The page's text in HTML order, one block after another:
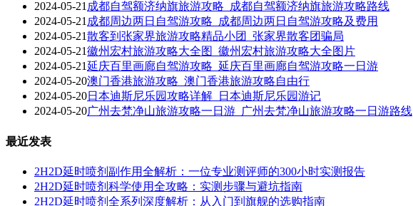
2024-05-21 成都自驾额济纳旗旅游攻略_成都自驾额济纳旗旅游攻略路线
2024-05-21 成都周边两日自驾游攻略_成都周边两日自驾游攻略及费用
2024-05-21散客到张家界旅游攻略精品小团_张家界散客团骗局
2024-05-21徽州宏村旅游攻略大全图_徽州宏村旅游攻略大全图片
2024-05-21延庆百里画廊自驾游攻略_延庆百里画廊自驾游攻略一日游
2024-05-20澳门香港旅游攻略_澳门香港旅游攻略自由行
2024-05-20日本迪斯尼乐园攻略详解_日本迪斯尼乐园游记
2024-05-20广州去梵净山旅游攻略一日游_广州去梵净山旅游攻略一日游路线
最近发表
2H2D延时喷剂副作用全解析：一位专业测评师的300小时实测报告
2H2D延时喷剂科学使用全攻略：实测步骤与避坑指南
2H2D延时喷剂全系列深度解析：从入门到旗舰的选购指南